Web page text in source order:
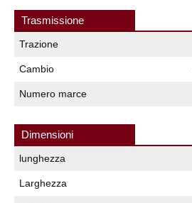
Trasmissione
Trazione
Cambio
Numero marce
Dimensioni
lunghezza
Larghezza